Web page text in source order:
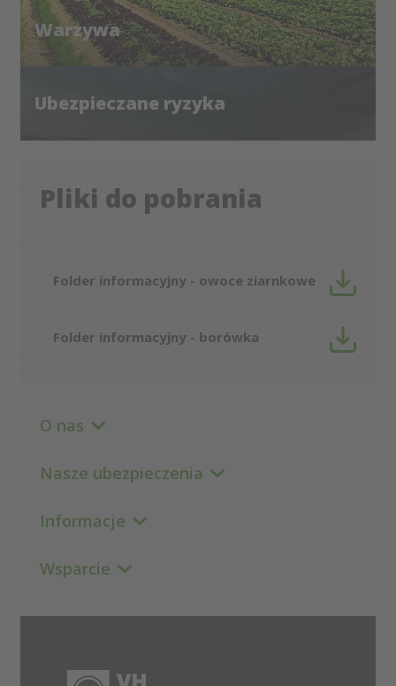
Warzywa
Ubezpieczane ryzyka
Pliki do pobrania
Folder informacyjny - owoce ziarnkowe
Folder informacyjny - borówka
O nas
Nasze ubezpieczenia
Informacje
Wsparcie